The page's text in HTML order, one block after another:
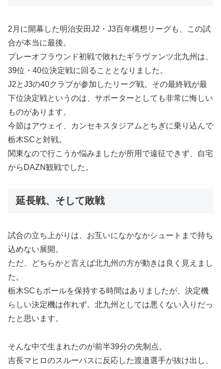
2月に開幕した明治安田J2・J3百年構想リーグも、この試
合が本当に最後。
プレーオフラウンド初戦で敗れたギラヴァンツ北九州は、
39位・40位決定戦に回ることとなりました。
J2とJ3の40クラブが参加したリーグ戦。その最終戦が最
下位決定戦というのは、サポーターとしても非常に悔しい
ものがあります。
今節はアウェイ、カンセキスタジアムとちぎに乗り込んで
栃木SCと対戦。
関東なので行こうか悩みましたが所用で遠征できず、自宅
からDAZN観戦でした。
延長戦、そして敗戦
試合の立ち上がりは、お互いになかなかシュートまで持ち
込めない展開。
ただ、どちらかと言えば北九州の方が動きは良く見えまし
た。
栃木SCもボールを保持する時間はありましたが、決定機
らしい決定機は作れず。北九州としては悪くない入りだっ
たと思います。
そんな中で生まれたのが前半39分の先制点。
吉長マヒロのスルーパスに反応した渡邉選手が抜け出し、